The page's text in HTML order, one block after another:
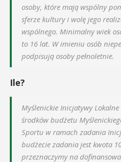
osoby, które mają wspólny
sferze kultury i wolę jego
wspólnego. Minimalny wiek
to 16 lat. W imieniu osób
podpisują osoby pełnoletnie.
Ile?
Myślenickie Inicjatywy
środków budżetu
Sportu w ramach zadania
budżecie zadania jest kwota
przeznaczymy na